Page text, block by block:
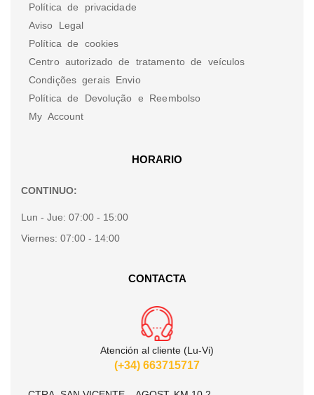
Política de privacidade
Aviso Legal
Política de cookies
Centro autorizado de tratamento de veículos
Condições gerais Envio
Política de Devolução e Reembolso
My Account
HORARIO
CONTINUO:
Lun - Jue: 07:00 - 15:00
Viernes: 07:00 - 14:00
CONTACTA
Atención al cliente (Lu-Vi)
(+34) 663715717